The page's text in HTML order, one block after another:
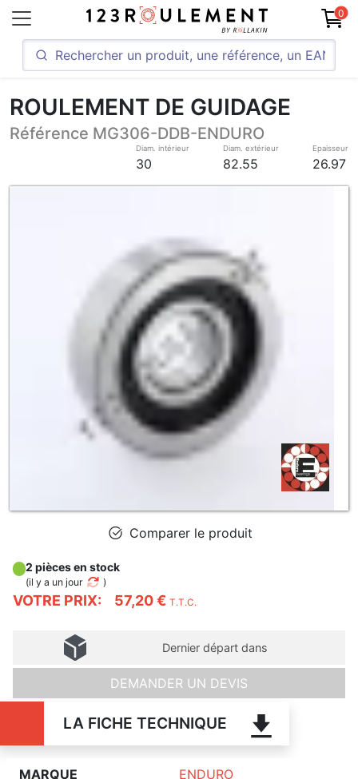
0
ROULEMENT DE GUIDAGE
Référence MG306-DDB-ENDURO
Diam. intérieur
30
Diam. extérieur
82.55
Epaisseur
26.97
Comparer le produit
VOTRE PRIX: 57,20 € T.T.C.
2 pièces en stock
(il y a un jour )
Dernier départ dans
DEMANDER UN DEVIS
LA FICHE TECHNIQUE
MARQUE ENDURO